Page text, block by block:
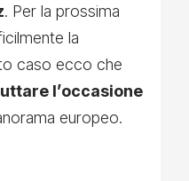
. Per la prossima
la
caso ecco che
l’occasione
europeo.